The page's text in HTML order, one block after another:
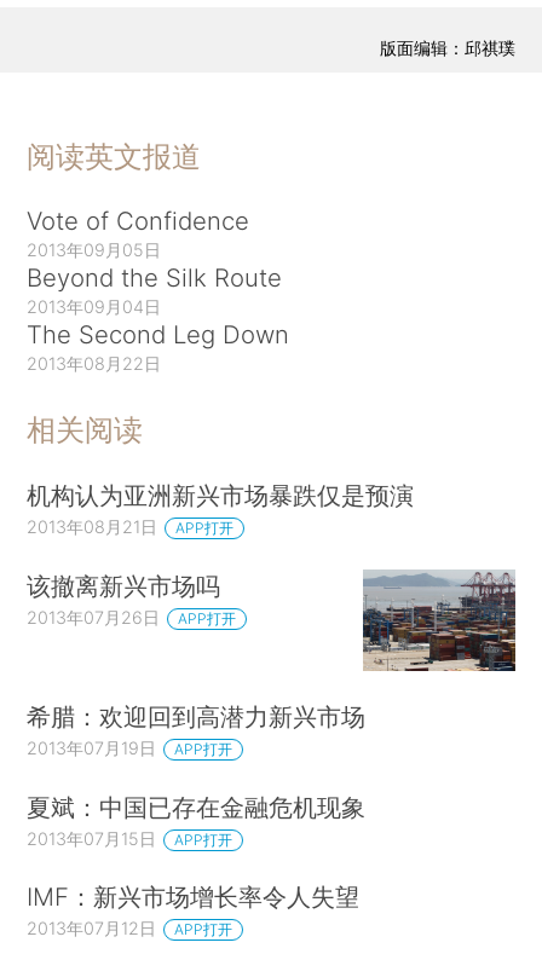
版面编辑：邱祺璞
阅读英文报道
Vote of Confidence
2013年09月05日
Beyond the Silk Route
2013年09月04日
The Second Leg Down
2013年08月22日
相关阅读
机构认为亚洲新兴市场暴跌仅是预演
2013年08月21日 APP打开
该撤离新兴市场吗
2013年07月26日 APP打开
希腊：欢迎回到高潜力新兴市场
2013年07月19日 APP打开
夏斌：中国已存在金融危机现象
2013年07月15日 APP打开
IMF：新兴市场增长率令人失望
2013年07月12日 APP打开